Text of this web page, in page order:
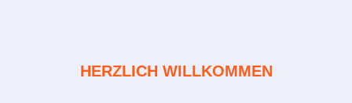
HERZLICH WILLKOMMEN